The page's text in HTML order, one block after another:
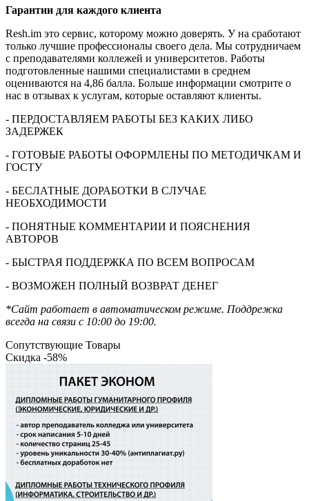
Гарантии для каждого клиента
Resh.im это сервис, которому можно доверять. У на сработают
только лучшие профессионалы своего дела. Мы сотрудничаем
с преподавателями коллежей и университетов. Работы
подготовленные нашими специалистами в среднем
оцениваются на 4,86 балла. Больше информации смотрите о
нас в отзывах к услугам, которые оставляют клиенты.
- ПЕРДОСТАВЛЯЕМ РАБОТЫ БЕЗ КАКИХ ЛИБО
ЗАДЕРЖЕК
- ГОТОВЫЕ РАБОТЫ ОФОРМЛЕНЫ ПО МЕТОДИЧКАМ И
ГОСТУ
- БЕСЛАТНЫЕ ДОРАБОТКИ В СЛУЧАЕ
НЕОБХОДИМОСТИ
- ПОНЯТНЫЕ КОММЕНТАРИИ И ПОЯСНЕНИЯ
АВТОРОВ
- БЫСТРАЯ ПОДДЕРЖКА ПО ВСЕМ ВОПРОСАМ
- ВОЗМОЖЕН ПОЛНЫЙ ВОЗВРАТ ДЕНЕГ
*Сайт работает в автоматическом режиме. Поддрежка
всегда на связи с 10:00 до 19:00.
Сопутствующие Товары
Скидка -58%